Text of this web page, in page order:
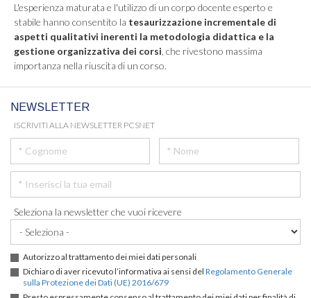
L'esperienza maturata e l'utilizzo di un corpo docente esperto e
stabile hanno consentito la tesaurizzazione incrementale di
aspetti qualitativi inerenti la metodologia didattica e la
gestione organizzativa dei corsi , che rivestono massima
importanza nella riuscita di un corso.
NEWSLETTER
ISCRIVITI ALLA NEWSLETTER PCSNET
Seleziona la newsletter che vuoi ricevere
Autorizzo al trattamento dei miei dati personali
Dichiaro di aver ricevuto l’informativa ai sensi del Regolamento Generale
sulla Protezione dei Dati (UE) 2016/679